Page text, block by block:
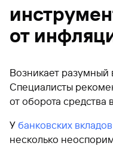
от
Возникает разумный
Специалисты
от оборота средства
У банковских вкладов
несколько